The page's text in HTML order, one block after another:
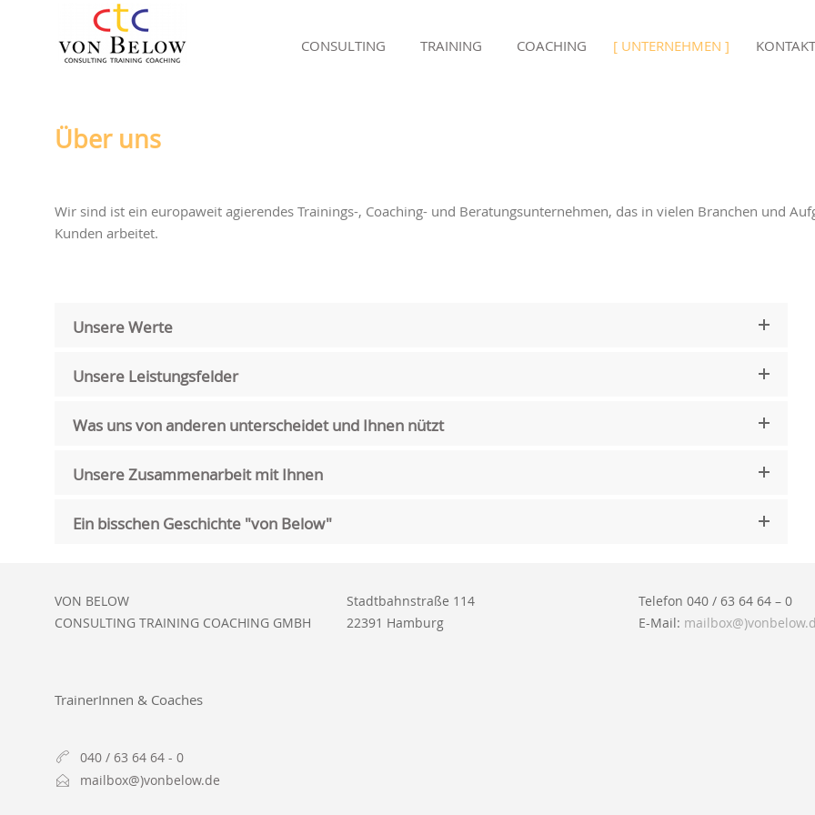
CONSULTING TRAINING COACHING UNTERNEHMEN KONTAKT
Über uns
Wir sind ist ein europaweit agierendes Trainings-, Coaching- und Beratungsunternehmen, das in vielen Branchen und
Kunden arbeitet.
Unsere Werte
Unsere Leistungsfelder
Was uns von anderen unterscheidet und Ihnen nützt
Unsere Zusammenarbeit mit Ihnen
Ein bisschen Geschichte "von Below"
VON BELOW
CONSULTING TRAINING COACHING GMBH
TrainerInnen & Coaches
040 / 63 64 64 - 0
mailbox@)vonbelow.de
Stadtbahnstraße 114
22391 Hamburg
Telefon 040 / 63 64 64 – 0
E-Mail: